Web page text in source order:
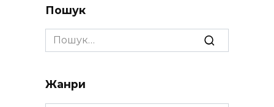
Пошук
Search
for:
Жанри